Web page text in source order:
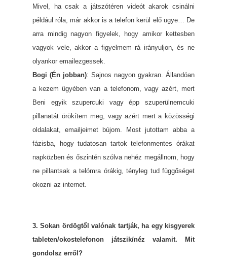
Mivel, ha csak a játszótéren videót akarok csinálni
például róla, már akkor is a telefon kerül elő ugye… De
arra mindig nagyon figyelek, hogy amikor kettesben
vagyok vele, akkor a figyelmem rá irányuljon, és ne
olyankor emailezgessek.
Bogi (Én jobban): Sajnos nagyon gyakran. Állandóan
a kezem ügyében van a telefonom, vagy azért, mert
Beni egyik szupercuki vagy épp szuperülnemcuki
pillanatát örökítem meg, vagy azért mert a közösségi
oldalakat, emailjeimet bújom. Most jutottam abba a
fázisba, hogy tudatosan tartok telefonmentes órákat
napközben és őszintén szólva nehéz megállnom, hogy
ne pillantsak a telómra órákig, tényleg tud függőséget
okozni az internet.
3. Sokan ördögtől valónak tartják, ha egy kisgyerek
tableten/okostelefonon játszik/néz valamit. Mit
gondolsz erről?